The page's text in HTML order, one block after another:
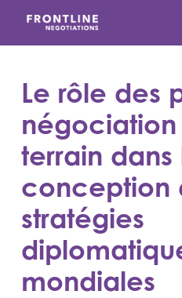
Passer
Le rôle des
négociation
terrain dans
conception
stratégies
mondiales